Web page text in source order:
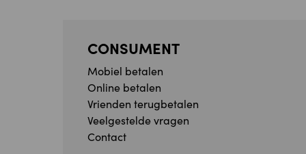
CONSUMENT
Mobiel betalen
Online betalen
Vrienden terugbetalen
Veelgestelde vragen
Contact